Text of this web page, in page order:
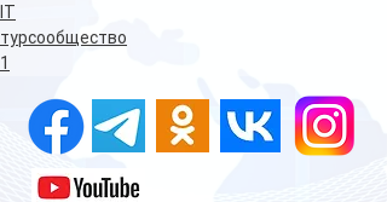
IT
турсообщество
1